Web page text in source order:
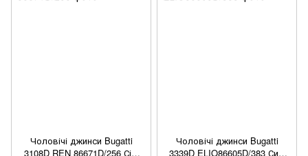
Чоловічі джинси Bugatti
3108D REN 86671D/256 Сірі
Чоловічі джинси Bugatti
3339D ELIO86605D/383 Сині